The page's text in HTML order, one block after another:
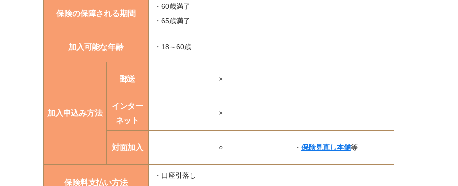
保険の保障される期間
・60歳満了
・65歳満了
加入可能な年齢 ・18～60歳
加入申込み方法
郵送 ×
インター
ネット
×
対面加入 ○ ・ 保険見直し本舗等
保険料支払い方法
・口座引落し